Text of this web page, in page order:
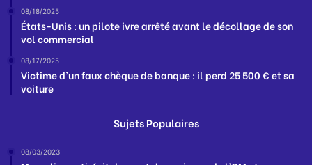
08/18/2025
États-Unis : un pilote ivre arrêté avant le décollage de son
vol commercial
08/17/2025
Victime d’un faux chèque de banque : il perd 25 500 € et sa
voiture
Sujets Populaires
08/03/2023